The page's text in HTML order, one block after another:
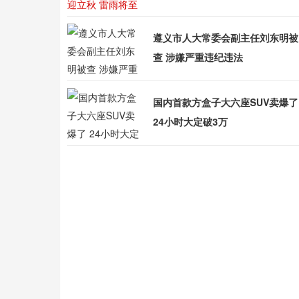
遵义市人大常委会副主任刘东明被
查 涉嫌严重违纪违法
国内首款方盒子大六座SUV卖爆了
24小时大定破3万